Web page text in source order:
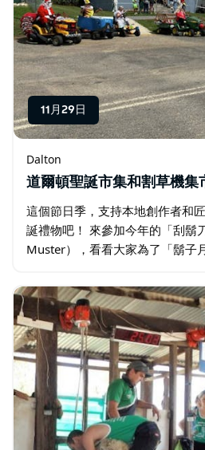
11月29日
Dalton
道爾頓聖誕市集和割草機集
這個節日季，支持本地創作者和
誕禮物吧！ 來參加今年的「刮鬍
Muster），看看大家為了「鬍子
狗狗配件和零食、聖誕蛋糕和點